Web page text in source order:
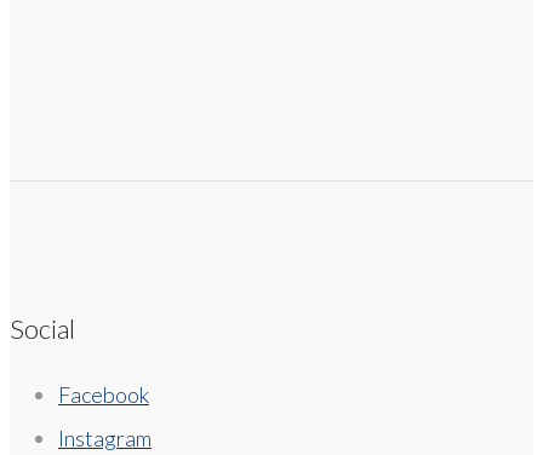
Social
Facebook
Instagram